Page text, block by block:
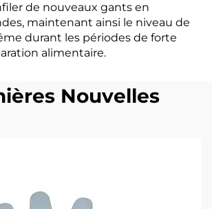
de nouveaux gants en
maintenant ainsi le niveau de
durant les périodes de forte
alimentaire.
Nouvelles